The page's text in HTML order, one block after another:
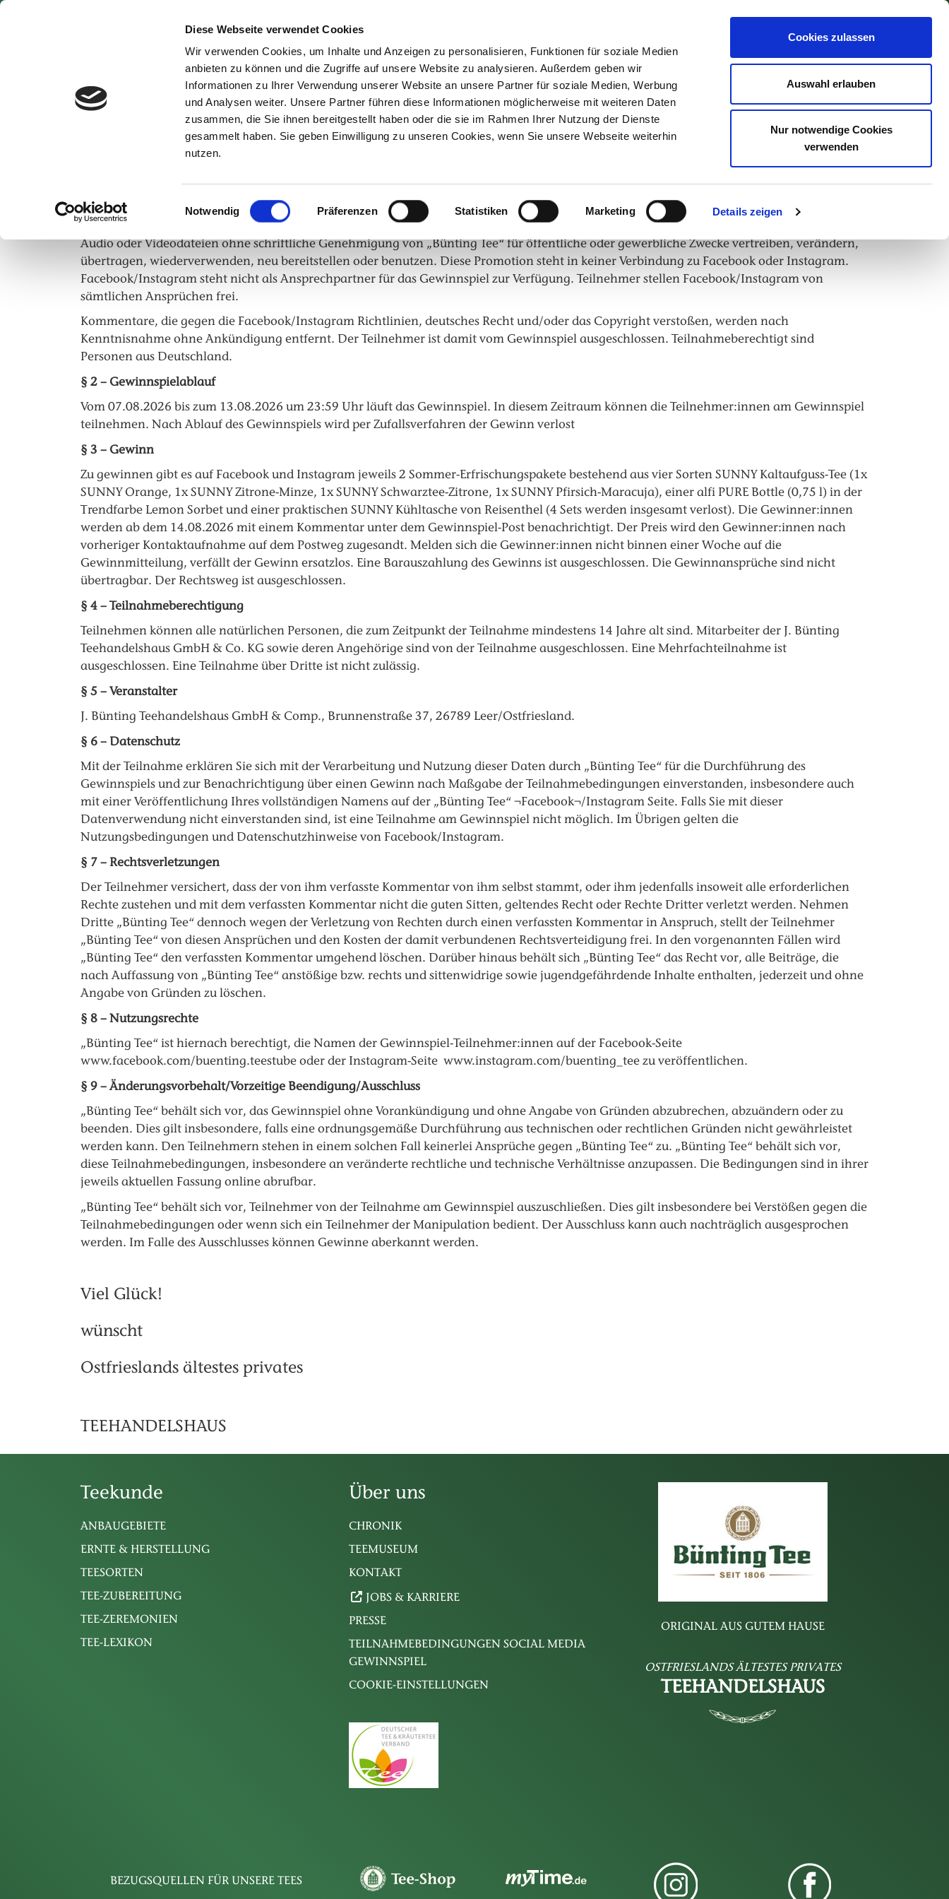
Diese Webseite verwendet Cookies
Wir verwenden Cookies, um Inhalte und Anzeigen zu personalisieren, Funktionen für soziale Medien
anbieten zu können und die Zugriffe auf unsere Website zu analysieren. Außerdem geben wir
Informationen zu Ihrer Verwendung unserer Website an unsere Partner für soziale Medien, Werbung
und Analysen weiter. Unsere Partner führen diese Informationen möglicherweise mit weiteren Daten
zusammen, die Sie ihnen bereitgestellt haben oder die sie im Rahmen Ihrer Nutzung der Dienste
gesammelt haben. Sie geben Einwilligung zu unseren Cookies, wenn Sie unsere Webseite weiterhin
nutzen.
Einwilligungsauswahl
Notwendig Präferenzen Statistiken Marketing Details zeigen
Cookies zulassen
Auswahl erlauben
Nur notwendige Cookies
verwenden
Springe zur Hauptnavigation
Shop
Suchen
Teilnahmebedingungen Social Media Gewinnspiel
Teilnahmebedingungen zum Gewinnspiel
Dieser Facebook-/Instagramauftritt von J. Bünting Teehandelshaus GmbH & Comp., nachfolgend „Bünting Tee“ genannt, dient der
Audio­ oder Videodateien ohne schriftliche Genehmigung von „Bünting Tee“ für öffentliche oder gewerbliche Zwecke vertreiben, verändern,
übertragen, wiederverwenden, neu bereitstellen oder benutzen. Diese Promotion steht in keiner Verbindung zu Facebook oder Instagram.
Facebook/Instagram steht nicht als Ansprechpartner für das Gewinnspiel zur Verfügung. Teilnehmer stellen Facebook/Instagram von
sämtlichen Ansprüchen frei.
Kommentare, die gegen die Facebook/Instagram­ Richtlinien, deutsches Recht und/oder das Copyright verstoßen, werden nach
Kenntnisnahme ohne Ankündigung entfernt. Der Teilnehmer ist damit vom Gewinnspiel ausgeschlossen. Teilnahmeberechtigt sind
Personen aus Deutschland.
§ 2 – Gewinnspielablauf
Vom 07.08.2026 bis zum 13.08.2026 um 23:59 Uhr läuft das Gewinnspiel. In diesem Zeitraum können die Teilnehmer:innen am Gewinnspiel
teilnehmen. Nach Ablauf des Gewinnspiels wird per Zufallsverfahren der Gewinn verlost
§ 3 – Gewinn
Zu gewinnen gibt es auf Facebook und Instagram jeweils 2 Sommer-Erfrischungspakete bestehend aus vier Sorten SUNNY Kaltaufguss-Tee (1x
SUNNY Orange, 1x SUNNY Zitrone-Minze, 1x SUNNY Schwarztee-Zitrone, 1x SUNNY Pfirsich-Maracuja), einer alfi PURE Bottle (0,75 l) in der
Trendfarbe Lemon Sorbet und einer praktischen SUNNY Kühltasche von Reisenthel (4 Sets werden insgesamt verlost). Die Gewinner:innen
werden ab dem 14.08.2026 mit einem Kommentar unter dem Gewinnspiel-Post benachrichtigt. Der Preis wird den Gewinner:innen nach
vorheriger Kontaktaufnahme auf dem Postweg zugesandt. Melden sich die Gewinner:innen nicht binnen einer Woche auf die
Gewinnmitteilung, verfällt der Gewinn ersatzlos. Eine Barauszahlung des Gewinns ist ausgeschlossen. Die Gewinnansprüche sind nicht
übertragbar. Der Rechtsweg ist ausgeschlossen.
§ 4 – Teilnahmeberechtigung
Teilnehmen können alle natürlichen Personen, die zum Zeitpunkt der Teilnahme mindestens 14 Jahre alt sind. Mitarbeiter der J. Bünting
Teehandelshaus GmbH & Co. KG sowie deren Angehörige sind von der Teilnahme ausgeschlossen. Eine Mehrfachteilnahme ist
ausgeschlossen. Eine Teilnahme über Dritte ist nicht zulässig.
§ 5 – Veranstalter
J. Bünting Teehandelshaus GmbH & Comp., Brunnenstraße 37, 26789 Leer/Ostfriesland.
§ 6 – Datenschutz
Mit der Teilnahme erklären Sie sich mit der Verarbeitung und Nutzung dieser Daten durch „Bünting Tee“ für die Durchführung des
Gewinnspiels und zur Benachrichtigung über einen Gewinn nach Maßgabe der Teilnahmebedingungen einverstanden, insbesondere auch
mit einer Veröffentlichung Ihres vollständigen Namens auf der „Bünting Tee“ ¬Facebook¬/Instagram Seite. Falls Sie mit dieser
Datenverwendung nicht einverstanden sind, ist eine Teilnahme am Gewinnspiel nicht möglich. Im Übrigen gelten die
Nutzungsbedingungen und Datenschutzhinweise von Facebook/Instagram.
§ 7 – Rechtsverletzungen
Der Teilnehmer versichert, dass der von ihm verfasste Kommentar von ihm selbst stammt, oder ihm jedenfalls insoweit alle erforderlichen
Rechte zustehen und mit dem verfassten Kommentar nicht die guten Sitten, geltendes Recht oder Rechte Dritter verletzt werden. Nehmen
Dritte „Bünting Tee“ dennoch wegen der Verletzung von Rechten durch einen verfassten Kommentar in Anspruch, stellt der Teilnehmer
„Bünting Tee“ von diesen Ansprüchen und den Kosten der damit verbundenen Rechtsverteidigung frei. In den vorgenannten Fällen wird
„Bünting Tee“ den verfassten Kommentar umgehend löschen. Darüber hinaus behält sich „Bünting Tee“ das Recht vor, alle Beiträge, die
nach Auffassung von „Bünting Tee“ anstößige bzw. rechts­ und sittenwidrige sowie jugendgefährdende Inhalte enthalten, jederzeit und ohne
Angabe von Gründen zu löschen.
§ 8 – Nutzungsrechte
„Bünting Tee“ ist hiernach berechtigt, die Namen der Gewinnspiel-Teilnehmer:innen auf der Facebook-Seite
www.facebook.com/buenting.teestube oder der Instagram-Seite www.instagram.com/buenting_tee zu veröffentlichen.
§ 9 – Änderungsvorbehalt/Vorzeitige Beendigung/Ausschluss
„Bünting Tee“ behält sich vor, das Gewinnspiel ohne Vorankündigung und ohne Angabe von Gründen abzubrechen, abzuändern oder zu
beenden. Dies gilt insbesondere, falls eine ordnungsgemäße Durchführung aus technischen oder rechtlichen Gründen nicht gewährleistet
werden kann. Den Teilnehmern stehen in einem solchen Fall keinerlei Ansprüche gegen „Bünting Tee“ zu. „Bünting Tee“ behält sich vor,
diese Teilnahmebedingungen, insbesondere an veränderte rechtliche und technische Verhältnisse anzupassen. Die Bedingungen sind in ihrer
jeweils aktuellen Fassung online abrufbar.
„Bünting Tee“ behält sich vor, Teilnehmer von der Teilnahme am Gewinnspiel auszuschließen. Dies gilt insbesondere bei Verstößen gegen die
Teilnahmebedingungen oder wenn sich ein Teilnehmer der Manipulation bedient. Der Ausschluss kann auch nachträglich ausgesprochen
werden. Im Falle des Ausschlusses können Gewinne aberkannt werden.
Viel Glück!
wünscht
Ostfrieslands ältestes privates
TEEHANDELSHAUS
Teekunde
ANBAUGEBIETE
ERNTE & HERSTELLUNG
TEESORTEN
TEE-ZUBEREITUNG
TEE-ZEREMONIEN
TEE-LEXIKON
Über uns
CHRONIK
TEEMUSEUM
KONTAKT
JOBS & KARRIERE
PRESSE
TEILNAHMEBEDINGUNGEN SOCIAL MEDIA
GEWINNSPIEL
COOKIE-EINSTELLUNGEN
ORIGINAL AUS GUTEM HAUSE
OSTFRIESLANDS ÄLTESTES PRIVATES
TEEHANDELSHAUS
BEZUGSQUELLEN FÜR UNSERE TEES